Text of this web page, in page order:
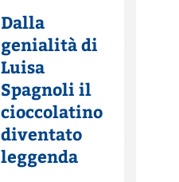
Dalla
genialità di
Luisa
Spagnoli il
cioccolatino
diventato
leggenda